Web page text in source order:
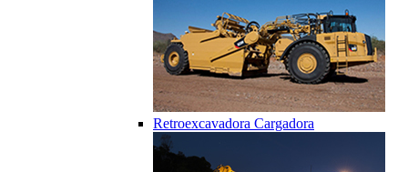
Retroexcavadora Cargadora